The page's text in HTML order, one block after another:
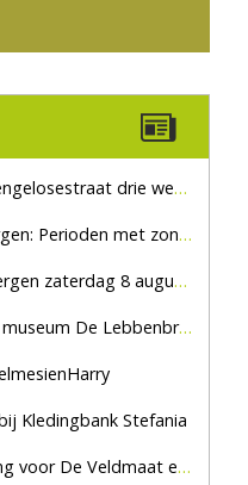
weken dicht voor doorgaand verkeer
met zon en droog
augustus, marktplein Haaksbergen
De Lebbenbrugge
Kledingbank Stefania
De Veldmaat en De Pas